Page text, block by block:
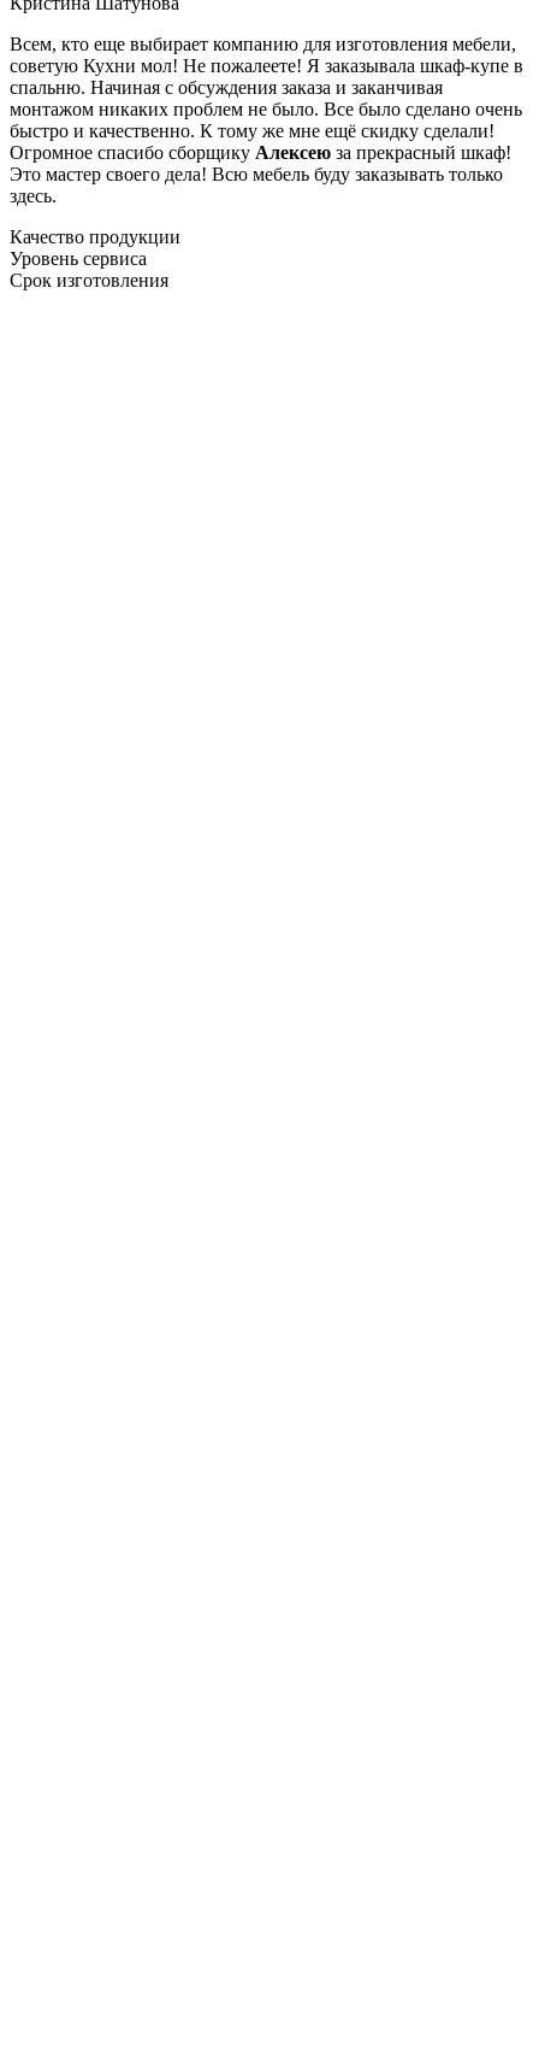
Всем, кто еще выбирает компанию для изготовления мебели,
советую Кухни мол! Не пожалеете! Я заказывала шкаф-купе в
спальню. Начиная с обсуждения заказа и заканчивая
монтажом никаких проблем не было. Все было сделано очень
быстро и качественно. К тому же мне ещё скидку сделали!
Огромное спасибо сборщику Алексею за прекрасный шкаф!
Это мастер своего дела! Всю мебель буду заказывать только
здесь.
Качество продукции
Уровень сервиса
Срок изготовления